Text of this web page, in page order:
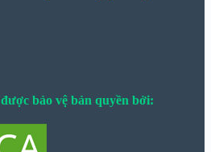
được bảo vệ bản quyền bởi: